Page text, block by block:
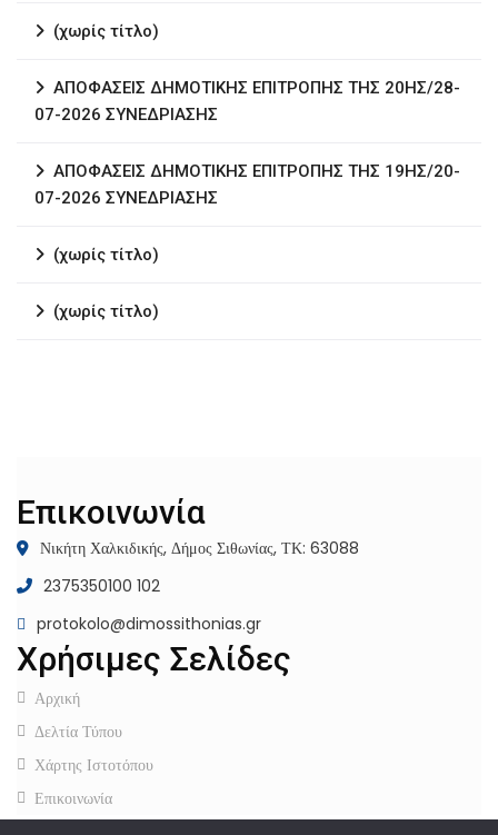
(χωρίς τίτλο)
ΑΠΟΦΑΣΕΙΣ ΔΗΜΟΤΙΚΗΣ ΕΠΙΤΡΟΠΗΣ ΤΗΣ 20ΗΣ/28-
07-2026 ΣΥΝΕΔΡΙΑΣΗΣ
ΑΠΟΦΑΣΕΙΣ ΔΗΜΟΤΙΚΗΣ ΕΠΙΤΡΟΠΗΣ ΤΗΣ 19ΗΣ/20-
07-2026 ΣΥΝΕΔΡΙΑΣΗΣ
(χωρίς τίτλο)
(χωρίς τίτλο)
Επικοινωνία
Νικήτη Χαλκιδικής, Δήμος Σιθωνίας, ΤΚ: 63088
2375350100 102
protokolo@dimossithonias.gr
Χρήσιμες Σελίδες
Αρχική
Δελτία Τύπου
Χάρτης Ιστοτόπου
Επικοινωνία